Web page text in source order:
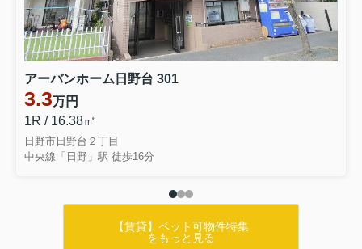
アーバンホーム日野台 301
3.3万円
1R / 16.38㎡
日野市日野台２丁目
中央線「日野」駅 徒歩16分
【賃貸】ペット可物件特集
をもっと見る